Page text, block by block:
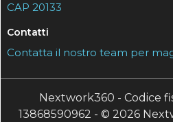
CAP 20133
Contatti
Contatta il nostro team per
Nextwork360 - Codice
13868590962 - © 2026